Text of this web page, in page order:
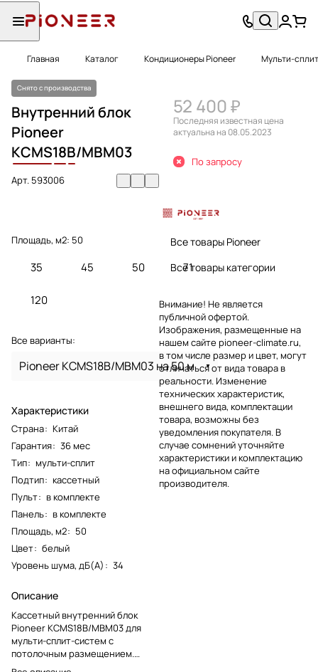
Главная Каталог Кондиционеры Pioneer Мульти-
Снято с производства
Внутренний блок
Pioneer
KCMS18B/MBM03
Арт. 593006
Площадь, м2: 50
35 45 50 71
120
Все варианты:
Pioneer KCMS18B/MBM03 на 50 м
Характеристики
Страна: Китай
Гарантия: 36 мес
Тип: мульти-сплит
Подтип: кассетный
Пульт: в комплекте
Панель: в комплекте
Площадь, м2: 50
Цвет: белый
Уровень шума, дБ(А) : 34
Описание
Кассетный внутренний блок
Pioneer KCMS18B/MBM03 для
мульти-сплит-систем с
потолочным размещением.
Модель снята с производства,
52 400 ₽
Последняя известная цена
актуальна на 08.05.2023
По запросу
Все товары Pioneer
Все товары категории
Внимание! Не является
публичной офертой.
Изображения, размещенные на
нашем сайте pioneer-climate.ru,
в том числе размер и цвет, могут
отличаться от вида товара в
реальности. Изменение
технических характеристик,
внешнего вида, комплектации
товара, возможны без
уведомления покупателя. В
случае сомнений уточняйте
характеристики и комплектацию
на официальном сайте
производителя.